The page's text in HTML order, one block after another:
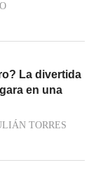
La divertida
en una
TORRES